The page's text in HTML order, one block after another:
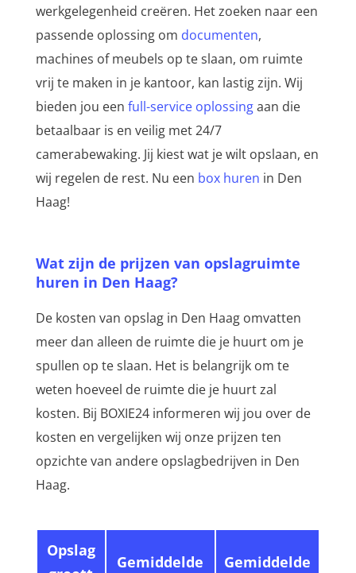
werkgelegenheid creëren. Het zoeken naar een
passende oplossing om documenten,
machines of meubels op te slaan, om ruimte
vrij te maken in je kantoor, kan lastig zijn. Wij
bieden jou een full-service oplossingaan die
betaalbaar is en veilig met 24/7
camerabewaking. Jij kiest wat je wilt opslaan, en
wij regelen de rest. Nu een box huren in Den
Haag!
Wat zijn de prijzen van opslagruimte
huren in Den Haag?
De kosten van opslag in Den Haag omvatten
meer dan alleen de ruimte die je huurt om je
spullen op te slaan. Het is belangrijk om te
weten hoeveel de ruimte die je huurt zal
kosten. Bij BOXIE24 informeren wij jou over de
kosten en vergelijken wij onze prijzen ten
opzichte van andere opslagbedrijven in Den
Haag.
Opslag
Gemiddelde Gemiddelde